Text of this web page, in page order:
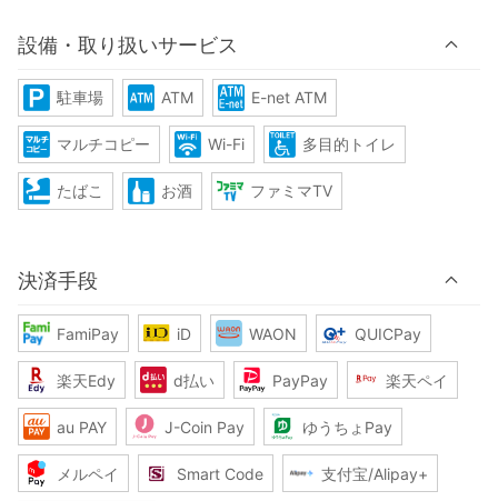
設備・取り扱いサービス
駐車場 ATM E-net ATM
マルチコピー Wi-Fi 多目的トイレ
たばこ お酒 ファミマTV
決済手段
FamiPay iD WAON QUICPay
楽天Edy d払い PayPay 楽天ペイ
au PAY J-Coin Pay ゆうちょPay
メルペイ Smart Code 支付宝/Alipay+